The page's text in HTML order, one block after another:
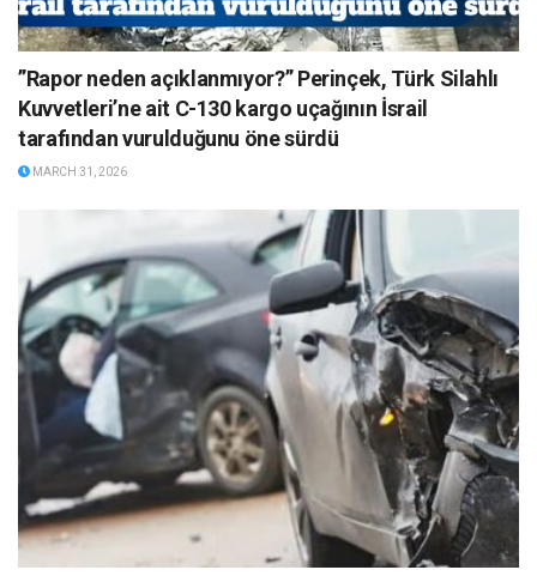
”Rapor neden açıklanmıyor?” Perinçek, Türk Silahlı
Kuvvetleri’ne ait C-130 kargo uçağının İsrail
tarafından vurulduğunu öne sürdü
MARCH 31, 2026